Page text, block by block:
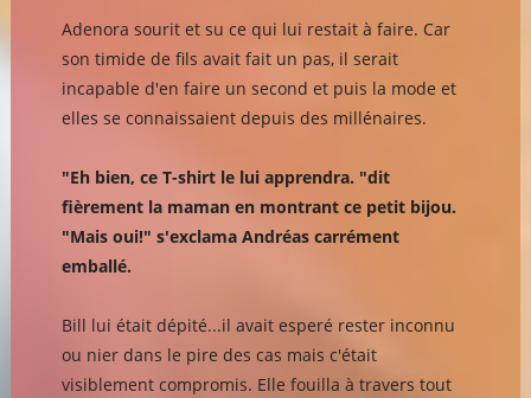
Adenora sourit et su ce qui lui restait à faire. Car
son timide de fils avait fait un pas, il serait
incapable d'en faire un second et puis la mode et
elles se connaissaient depuis des millénaires.
"Eh bien, ce T-shirt le lui apprendra. "dit
fièrement la maman en montrant ce petit bijou.
"Mais oui!" s'exclama Andréas carrément
emballé.
Bill lui était dépité...il avait esperé rester inconnu
ou nier dans le pire des cas mais c'était
visiblement compromis. Elle fouilla à travers tout